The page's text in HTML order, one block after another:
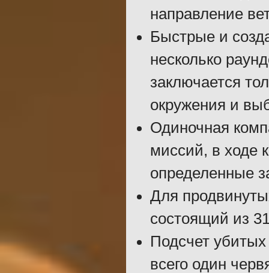
направление
Быстрые и
несколько
заключается
окружения и
Одиночная
миссий, в ходе
определенные
Для
состоящий из
Подсчет
всего один